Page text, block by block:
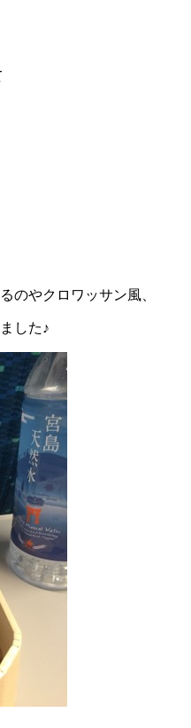
のやクロワッサン風、
した♪